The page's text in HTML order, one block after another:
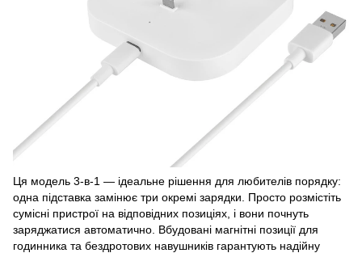
Ця модель 3‑в‑1 — ідеальне рішення для любителів порядку:
одна підставка замінює три окремі зарядки. Просто розмістіть
сумісні пристрої на відповідних позиціях, і вони почнуть
заряджатися автоматично. Вбудовані магнітні позиції для
годинника та бездротових навушників гарантують надійну